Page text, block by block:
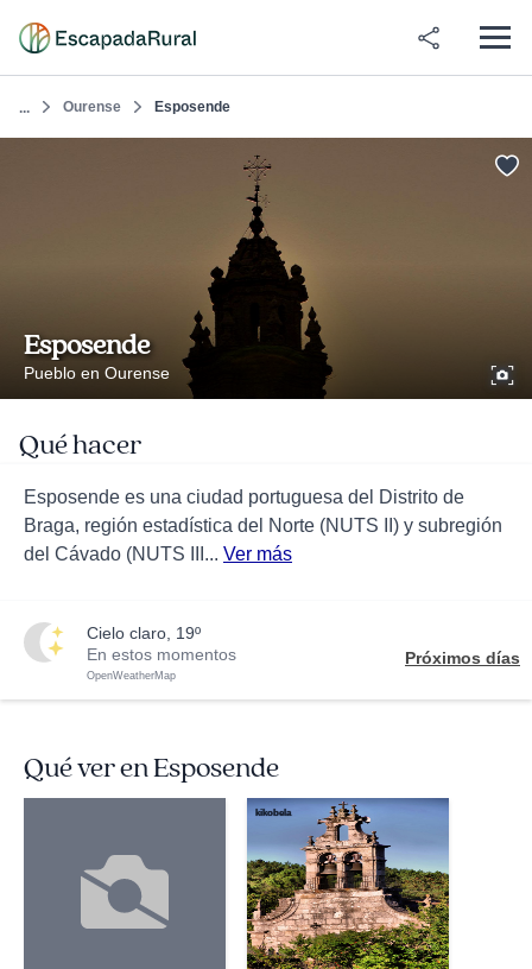
... Ourense Esposende
Esposende
Pueblo en Ourense
Qué hacer
Esposende es una ciudad portuguesa del Distrito de
Braga, región estadística del Norte (NUTS II) y subregión
del Cávado (NUTS III... Ver más
cielo claro, 19º
En estos momentos
OpenWeatherMap
Próximos días
Qué ver en Esposende
kikobela